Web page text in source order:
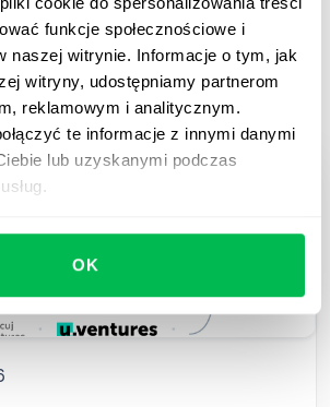
funkcje społecznościowe i
naszej witrynie. Informacje o tym, jak
witryny, udostępniamy partnerom
reklamowym i analitycznym.
te informacje z innymi danymi
lub uzyskanymi podczas
OK
artykuły